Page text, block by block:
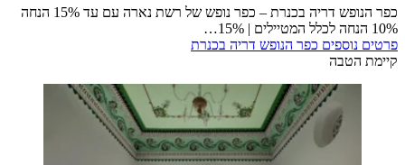
כפר הנופש דריה בכנרת – כפר נופש של רשת נארה עם עד 15% הנחה
10% הנחה לכלל המטיילים | 15%…
פרטים נוספים כפר הנופש דריה בכנרת
קיימת הטבה